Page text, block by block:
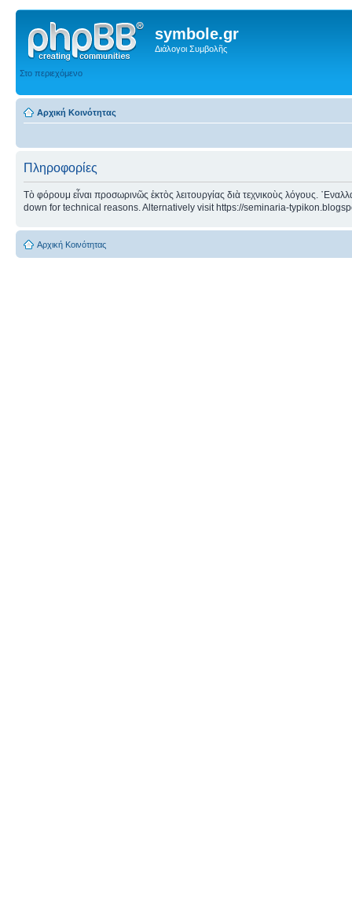
symbole.gr
Διάλογοι Συμβολῆς
Στο περιεχόμενο
Αρχική Κοινότητας
Πληροφορίες
Τὸ φόρουμ εἶναι προσωρινῶς ἐκτὸς λειτουργίας διὰ τεχνικοὺς λόγους.
down for technical reasons. Alternatively visit https://seminaria-
Αρχική Κοινότητας